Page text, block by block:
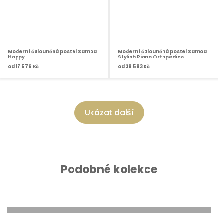
Moderní čalouněná postel Samoa
Happy
od17 576 Kč
Moderní čalouněná postel Samoa
Stylish Piano Ortopedico
od38 583 Kč
Ukázat další
Podobné kolekce